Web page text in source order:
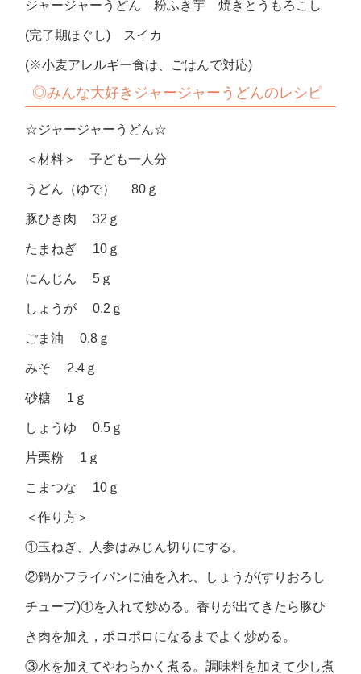
ジャージャーうどん 粉ふき芋 焼きとうもろこし
(完了期ほぐし) スイカ
(※小麦アレルギー食は、ごはんで対応)
◎みんな大好きジャージャーうどんのレシピ
☆ジャージャーうどん☆
＜材料＞ 子ども一人分
うどん（ゆで） 80ｇ
豚ひき肉 32ｇ
たまねぎ 10ｇ
にんじん 5ｇ
しょうが 0.2ｇ
ごま油 0.8ｇ
みそ 2.4ｇ
砂糖 1ｇ
しょうゆ 0.5ｇ
片栗粉 1ｇ
こまつな 10ｇ
＜作り方＞
①玉ねぎ、人参はみじん切りにする。
②鍋かフライパンに油を入れ、しょうが(すりおろし
チューブ)①を入れて炒める。香りが出てきたら豚ひ
き肉を加え，ポロポロになるまでよく炒める。
③水を加えてやわらかく煮る。調味料を加えて少し煮